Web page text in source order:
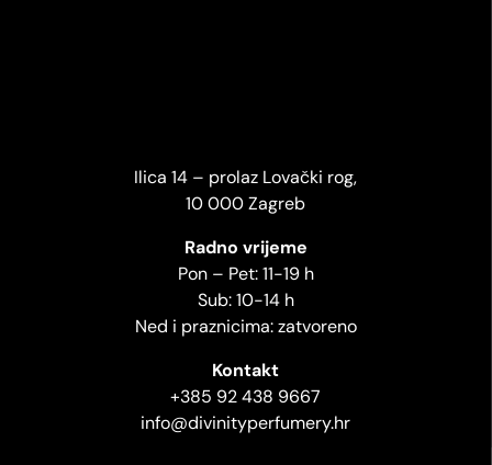
Ilica 14 – prolaz Lovački rog,
10 000 Zagreb
Radno vrijeme
Pon – Pet: 11-19 h
Sub: 10-14 h
Ned i praznicima: zatvoreno
Kontakt
+385 92 438 9667
info@divinityperfumery.hr